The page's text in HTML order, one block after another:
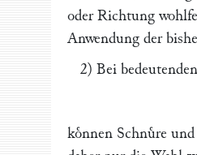
oder Richtung
Anwendung der
2) Bei
koͤnnen Schnuͤre